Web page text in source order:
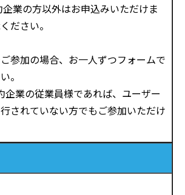
業の方以外はお申込みいただけま
ださい。
参加の場合、お一人ずつフォームで
。
企業の従業員様であれば、ユーザー
されていない方でもご参加いただけ